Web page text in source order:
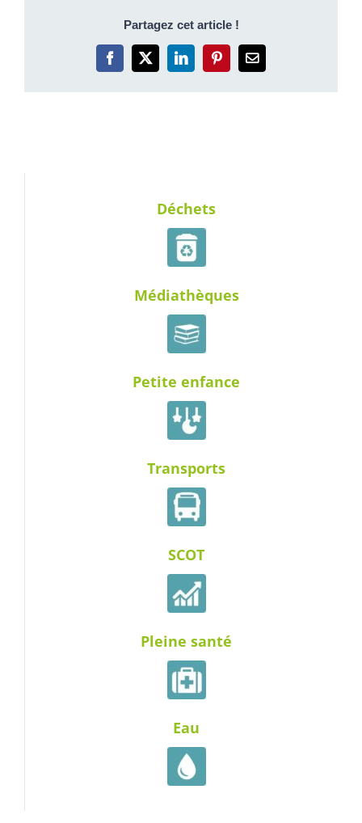
Partagez cet article !
Facebook
X LinkedInPinterestEmail
Déchets
Médiathèques
Petite enfance
Transports
SCOT
Pleine santé
Eau